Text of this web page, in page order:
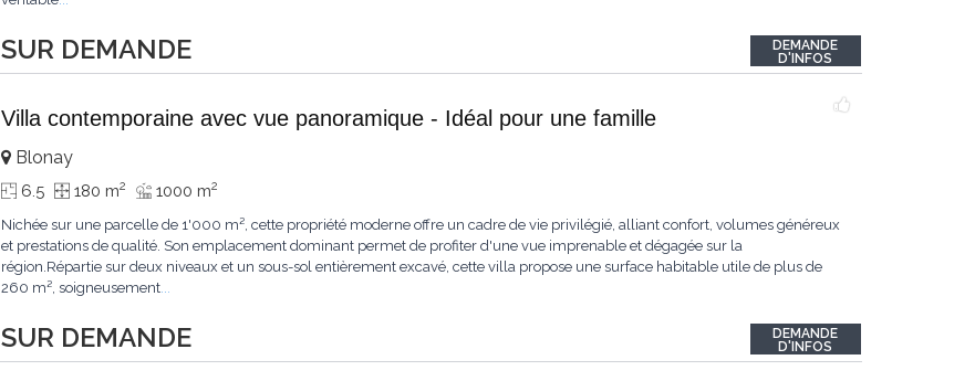
SUR DEMANDE
DEMANDE
D'INFOS
Villa contemporaine avec vue panoramique - Idéal pour une famille
SUR DEMANDE
Blonay
6.5 180 m2 1000 m2
Nichée sur une parcelle de 1'000 m², cette propriété moderne offre un cadre de vie privilégié, alliant confort, volumes généreux
et prestations de qualité. Son emplacement dominant permet de profiter d'une vue imprenable et dégagée sur la
région.Répartie sur deux niveaux et un sous-sol entièrement excavé, cette villa propose une surface habitable utile de plus de
260 m², soigneusement...
DEMANDE
D'INFOS